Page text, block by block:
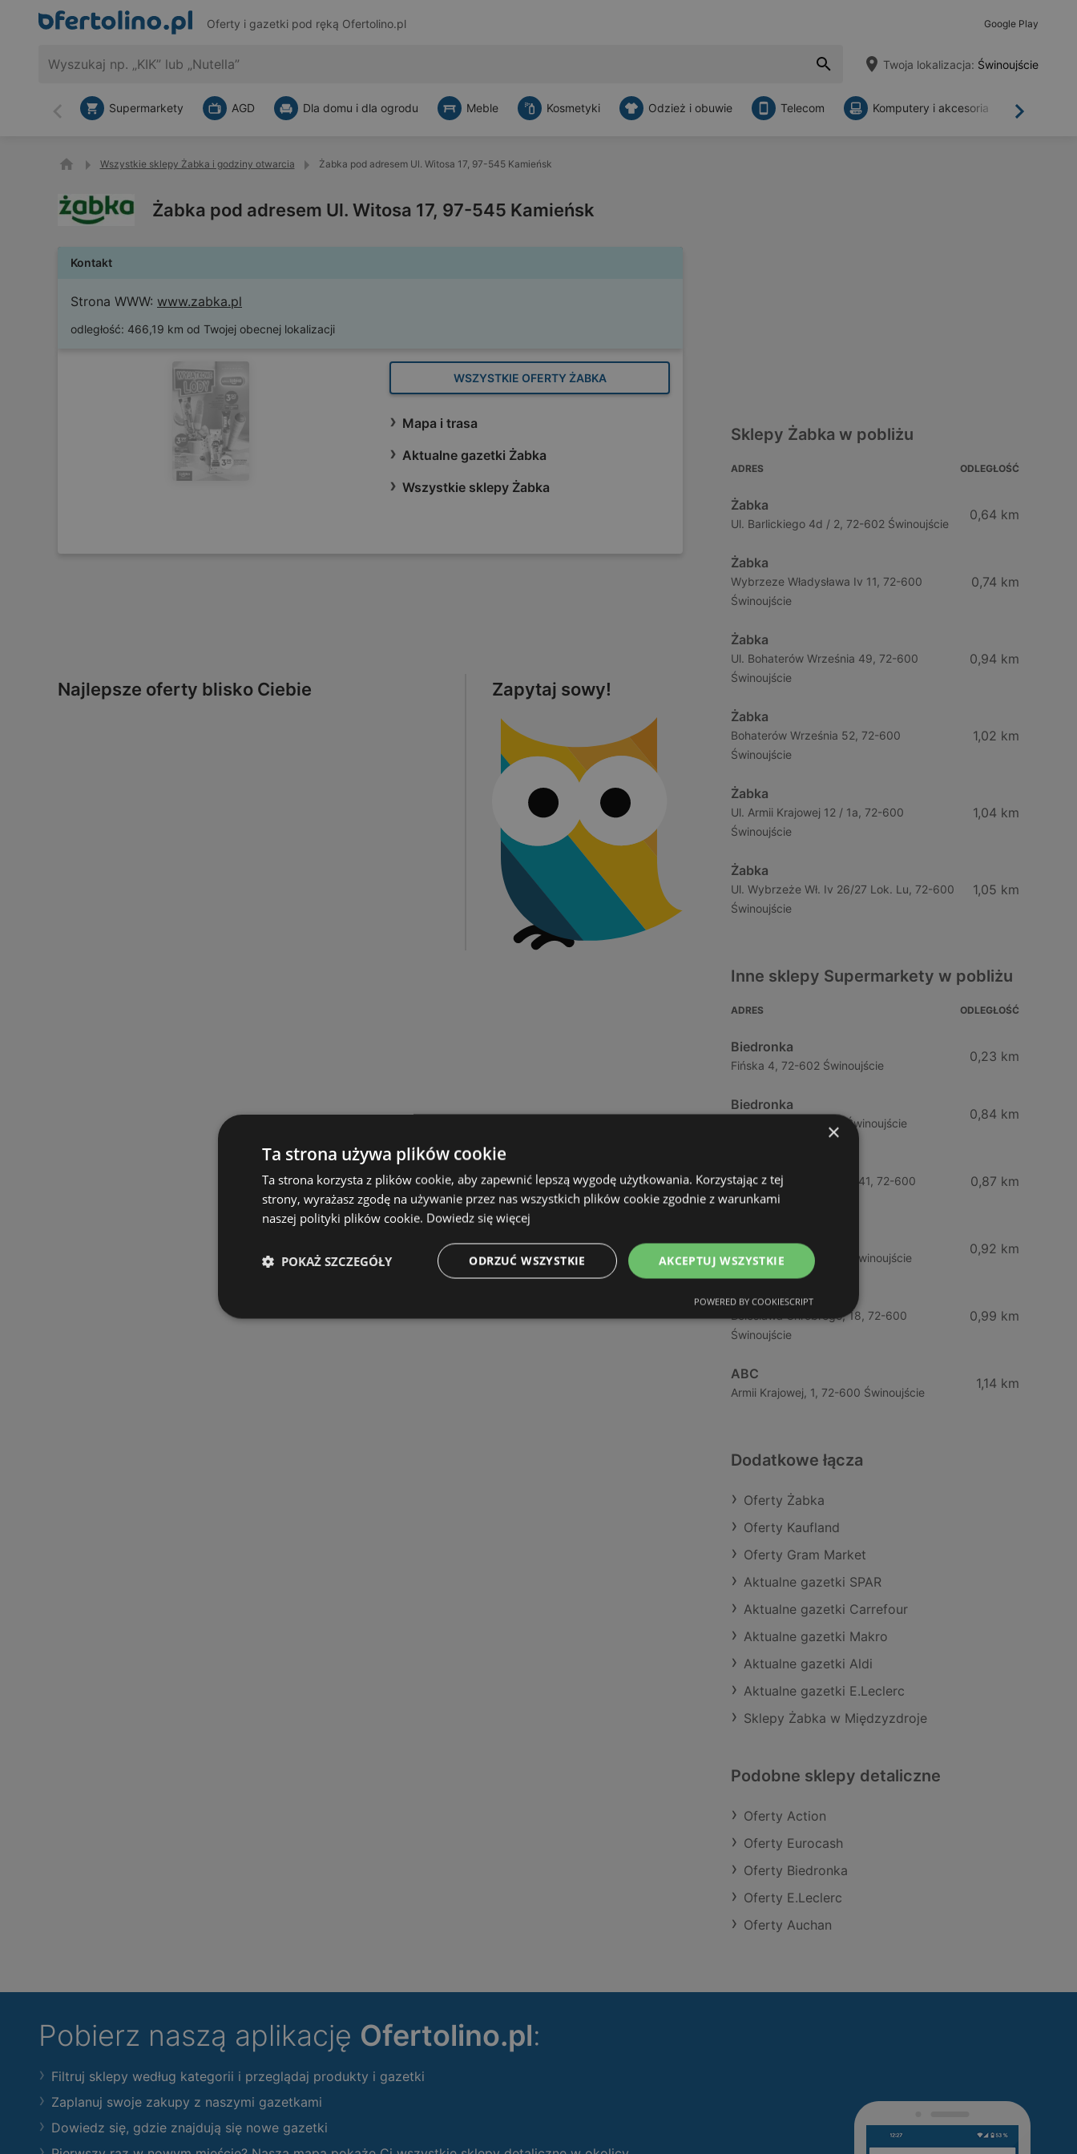
Oferty i gazetki pod ręką Ofertolino.pl Google Play
Twoja lokalizacja: Świnoujście
Wstecz Dalej
Supermarkety AGD Dla domu i dla ogrodu Meble Kosmetyki Odzież i obuwie Telecom Komputery i akcesoria
Wszystkie sklepy Żabka i godziny otwarcia Żabka pod adresem Ul. Witosa 17, 97-545 Kamieńsk
Żabka pod adresem Ul. Witosa 17, 97-545 Kamieńsk
Kontakt
Strona WWW: www.zabka.pl
odległość: 466,19 km od Twojej obecnej lokalizacji
WSZYSTKIE OFERTY ŻABKA
Mapa i trasa
Aktualne gazetki Żabka
Wszystkie sklepy Żabka
Najlepsze oferty blisko Ciebie Zapytaj sowy!
Sklepy Żabka w pobliżu
ADRES ODLEGŁOŚĆ
Żabka
Ul. Barlickiego 4d / 2, 72-602 Świnoujście
0,64 km
Żabka
Wybrzeze Władysława Iv 11, 72-600
Świnoujście
0,74 km
Żabka
Ul. Bohaterów Września 49, 72-600
Świnoujście
0,94 km
Żabka
Bohaterów Września 52, 72-600
Świnoujście
1,02 km
Żabka
Ul. Armii Krajowej 12 / 1a, 72-600
Świnoujście
1,04 km
Żabka
Ul. Wybrzeże Wł. Iv 26/27 Lok. Lu, 72-600
Świnoujście
1,05 km
Inne sklepy Supermarkety w pobliżu
ADRES ODLEGŁOŚĆ
Biedronka
Fińska 4, 72-602 Świnoujście
0,23 km
Biedronka
Chrobrego 9, 72-600 Świnoujście
0,84 km
Ul. Bohaterów Września 41, 72-600
Świnoujście
0,87 km
ABC
Barlickiego, 4, 72-600 Świnoujście
0,92 km
ABC
Bolesława Chrobrego, 18, 72-600
Świnoujście
0,99 km
ABC
Armii Krajowej, 1, 72-600 Świnoujście
1,14 km
Dodatkowe łącza
Oferty Żabka
Oferty Kaufland
Oferty Gram Market
Aktualne gazetki SPAR
Aktualne gazetki Carrefour
Aktualne gazetki Makro
Aktualne gazetki Aldi
Aktualne gazetki E.Leclerc
Sklepy Żabka w Międzyzdroje
Podobne sklepy detaliczne
Oferty Action
Oferty Eurocash
Oferty Biedronka
Oferty E.Leclerc
Oferty Auchan
Pobierz naszą aplikację Ofertolino.pl:
Filtruj sklepy według kategorii i przeglądaj produkty i gazetki
Zaplanuj swoje zakupy z naszymi gazetkami
Dowiedz się, gdzie znajdują się nowe gazetki
×
Ta strona używa plików cookie
Ta strona korzysta z plików cookie, aby zapewnić lepszą wygodę użytkowania. Korzystając z tej
strony, wyrażasz zgodę na używanie przez nas wszystkich plików cookie zgodnie z warunkami
naszej polityki plików cookie. Dowiedz się więcej
AKCEPTUJ WSZYSTKIE
ODRZUĆ WSZYSTKIE
POKAŻ SZCZEGÓŁY
POWERED BY COOKIESCRIPT